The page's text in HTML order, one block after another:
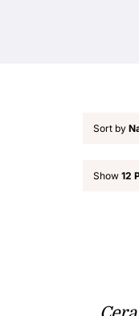
Sort by
Show 12